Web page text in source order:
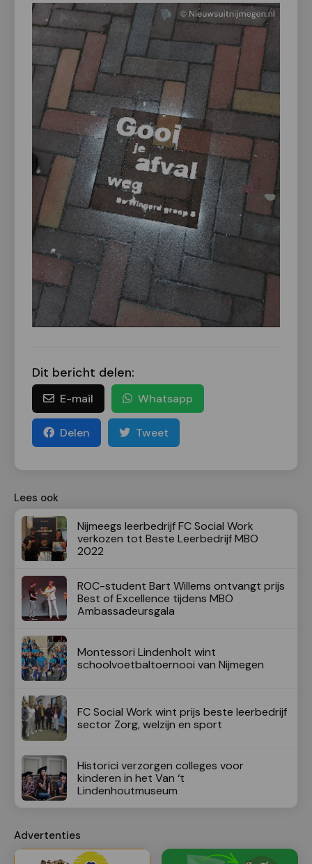
Dit bericht delen:
E-mail Whatsapp
Delen Tweet
Lees ook
Nijmeegs leerbedrijf FC Social Work
verkozen tot Beste Leerbedrijf MBO
2022
ROC-student Bart Willems ontvangt prijs
Best of Excellence tijdens MBO
Ambassadeursgala
Montessori Lindenholt wint
schoolvoetbaltoernooi van Nijmegen
FC Social Work wint prijs beste leerbedrijf
sector Zorg, welzijn en sport
Historici verzorgen colleges voor
kinderen in het Van ‘t
Lindenhoutmuseum
Advertenties